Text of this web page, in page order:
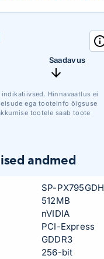
Saadavus
Hinnavaatlus ei
ega tooteinfo õigsuse
tootele saab toote
andmed
SP-PX795GDH
512MB
nVIDIA
PCI-Express
GDDR3
256-bit